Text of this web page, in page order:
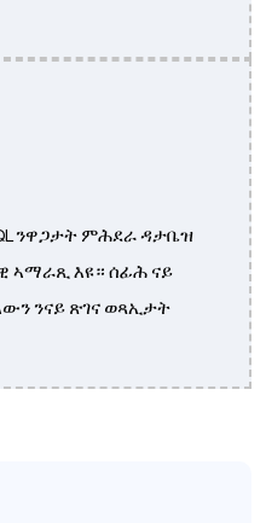
ንዋጋታት ምሕደራ ዳታቤዝ
ኣማራጺ እዩ። ሰፊሕ ናይ
ንናይ ጽገና ወጻኢታት